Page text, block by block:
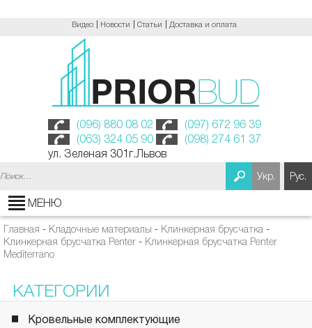
Видео Новости Статьи Доставка и оплата
(096) 880 08 02
(097) 672 96 39
(063) 324 05 90
(098) 274 61 37
ул. Зеленая 301г.Львов
Укр. Рус.
МЕНЮ
Главная - Кладочные материалы - Клинкерная брусчатка -
Клинкерная брусчатка Penter - Клинкерная брусчатка Penter
Mediterrano
КАТЕГОРИИ
Кровельные комплектующие